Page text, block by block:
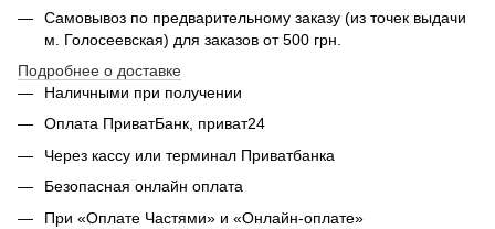
Самовывоз по предварительному заказу (из точек выдачи
м. Голосеевская) для заказов от 500 грн.
Подробнее о доставке
Наличными при получении
Оплата ПриватБанк, приват24
Через кассу или терминал Приватбанка
Безопасная онлайн оплата
При «Оплате Частями» и «Онлайн-оплате»